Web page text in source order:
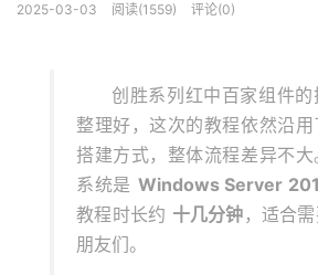
2025-03-03 阅读(1559) 评论(0)
创胜系列红中百家组件
整理好，这次的教程依然沿
搭建方式，整体流程差异不
系统是 Windows Server
教程时长约 十几分钟 ，适合
朋友们。